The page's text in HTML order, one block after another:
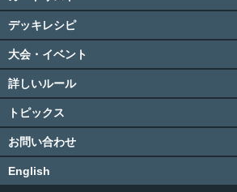
デッキレシピ
大会・イベント
詳しいルール
トピックス
お問い合わせ
English